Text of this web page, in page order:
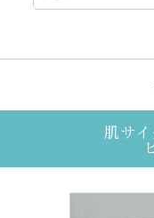
肌サ